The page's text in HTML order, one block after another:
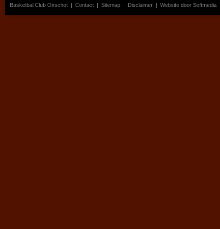
Basketbal Club Oirschot | Contact | Sitemap | Disclaimer | Website door Softmedia